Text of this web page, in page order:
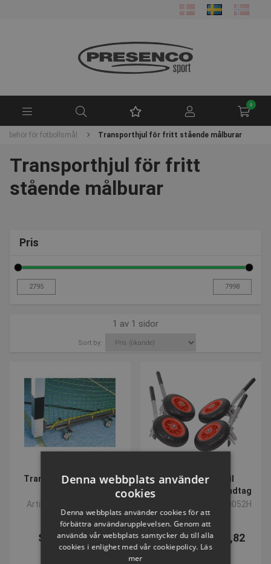
0
för fotbollsmål Transporthjul för fritt stående målburar
Transporthjul för fritt
stående målburar
Pris
1 av 1 sidor
Sort by:
Transport-rullvagn för
Artikelnummer: S1009
SEK 2.795,74
inkl. moms
Transporthjul til
fodboldmål med håndtag
Artikelnummer: P360052H
Från SEK 3.616,82
inkl. moms
Denna webbplats använder
cookies
Denna webbplats använder cookies för att
förbättra användarupplevelsen. Genom att
använda vår webbplats samtycker du till alla
cookies i enlighet med vår cookiepolicy. Läs
mer